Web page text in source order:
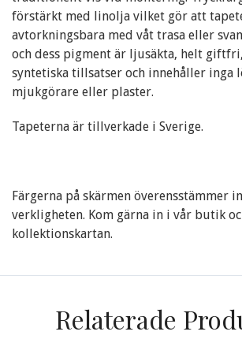
förstärkt med linolja vilket gör att
avtorkningsbara med våt trasa eller
och dess pigment är ljusäkta, helt
syntetiska tillsatser och innehåller inga
mjukgörare eller plaster.
Tapeterna är tillverkade i Sverige.
Färgerna på skärmen överensstämmer
verkligheten. Kom gärna in i vår butik
kollektionskartan.
Relaterade